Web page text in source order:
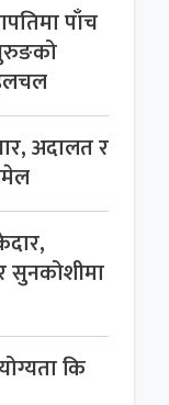
पाँच
अदालत र
सुनकोशीमा
कि